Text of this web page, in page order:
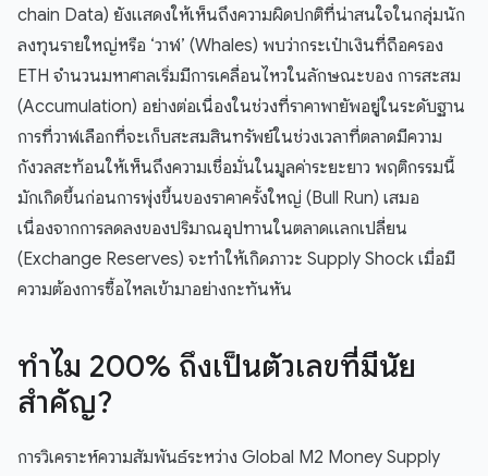
chain Data) ยังแสดงให้เห็นถึงความผิดปกติที่น่าสนใจในกลุ่มนัก
ลงทุนรายใหญ่หรือ ‘วาฬ’ (Whales) พบว่ากระเป๋าเงินที่ถือครอง
ETH จำนวนมหาศาลเริ่มมีการเคลื่อนไหวในลักษณะของ การสะสม
(Accumulation) อย่างต่อเนื่องในช่วงที่ราคาพายัพอยู่ในระดับฐาน
การที่วาฬเลือกที่จะเก็บสะสมสินทรัพย์ในช่วงเวลาที่ตลาดมีความ
กังวลสะท้อนให้เห็นถึงความเชื่อมั่นในมูลค่าระยะยาว พฤติกรรมนี้
มักเกิดขึ้นก่อนการพุ่งขึ้นของราคาครั้งใหญ่ (Bull Run) เสมอ
เนื่องจากการลดลงของปริมาณอุปทานในตลาดแลกเปลี่ยน
(Exchange Reserves) จะทำให้เกิดภาวะ Supply Shock เมื่อมี
ความต้องการซื้อไหลเข้ามาอย่างกะทันหัน
ทำไม 200% ถึงเป็นตัวเลขที่มีนัย
สำคัญ?
การวิเคราะห์ความสัมพันธ์ระหว่าง Global M2 Money Supply